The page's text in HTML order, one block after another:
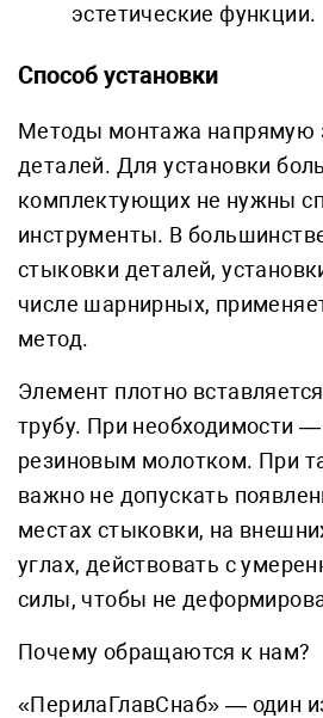
эстетические функции.
Способ установки
Методы монтажа напрямую
деталей. Для установки
комплектующих не нужны
инструменты. В
стыковки деталей,
числе шарнирных,
метод.
Элемент плотно
трубу. При необходимости —
резиновым молотком. При
важно не допускать
местах стыковки, на
углах, действовать с
силы, чтобы не
Почему обращаются к нам?
«ПерилаГлавСнаб» — один